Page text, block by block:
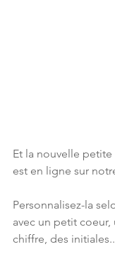
Et la nouvelle petite
est en ligne sur
Personnalisez-la
avec un petit coeur,
chiffre, des